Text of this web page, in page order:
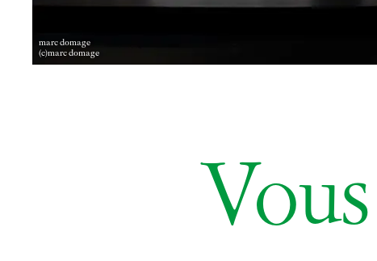
marc domage
(c)marc domage